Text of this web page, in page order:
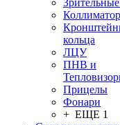
кольца
ЛЦУ
ПНВ и
Прицелы
Фонари
+ ЕЩЕ 1